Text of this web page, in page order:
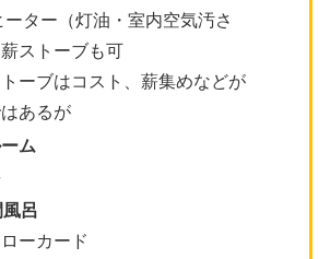
ター（灯油・室内空気汚さ
ストーブも可
ーブはコスト、薪集めなどが
あるが
ム
呂
ーカード